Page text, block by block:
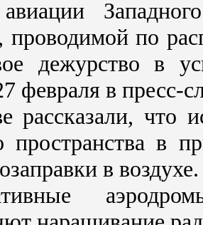
проводимой по
дежурство в
февраля в пресс-
рассказали, что
пространства в
в